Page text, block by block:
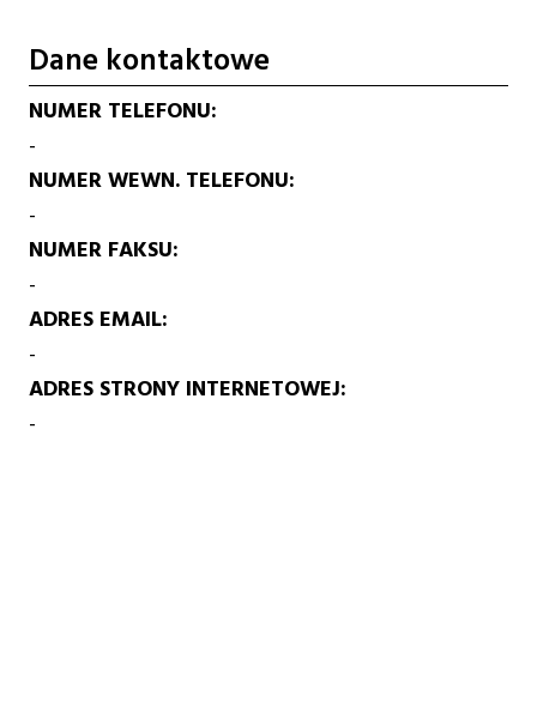
Dane kontaktowe
NUMER TELEFONU
-
NUMER WEWN. TELEFONU
-
NUMER FAKSU
-
ADRES EMAIL
-
ADRES STRONY INTERNETOWEJ
-